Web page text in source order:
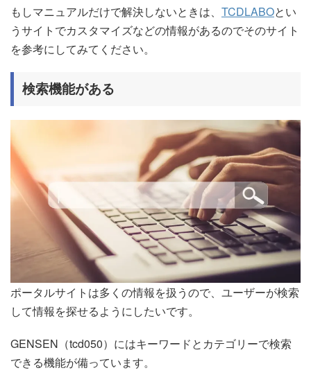
もしマニュアルだけで解決しないときは、 TCDLABOとい
うサイトでカスタマイズなどの情報があるのでそのサイト
を参考にしてみてください。
検索機能がある
ポータルサイトは多くの情報を扱うので、ユーザーが検索
して情報を探せるようにしたいです。
GENSEN（tcd050）にはキーワードとカテゴリーで検索
できる機能が備っています。